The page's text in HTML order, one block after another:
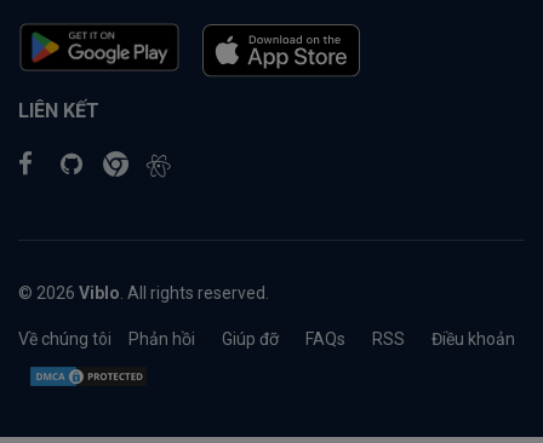
LIÊN KẾT
© 2026 Viblo . All rights reserved.
Về chúng tôi Phản hồi Giúp đỡ FAQs RSS Điều khoản